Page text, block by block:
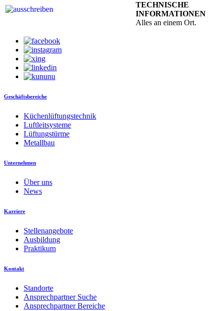
TECHNISCHE
INFORMATIONEN
Alles an einem Ort.
Geschäftsbereiche
Küchenlüftungstechnik
Luftleitsysteme
Lüftungstürme
Metallbau
Unternehmen
Über uns
News
Karriere
Stellenangebote
Ausbildung
Praktikum
Kontakt
Standorte
Ansprechpartner Suche
Ansprechpartner Bereiche